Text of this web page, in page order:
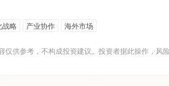
战略 产业协作 海外市场
供参考，不构成投资建议。投资者据此操作，风险